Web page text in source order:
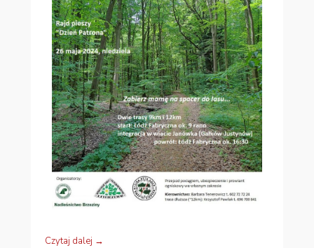
Czytaj dalej →